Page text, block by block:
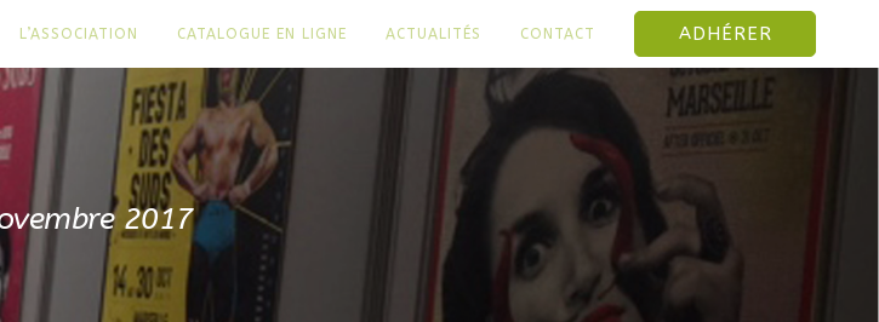
L’ASSOCIATION CATALOGUE EN LIGNE ACTUALITÉS CONTACT ADHÉRER
2017